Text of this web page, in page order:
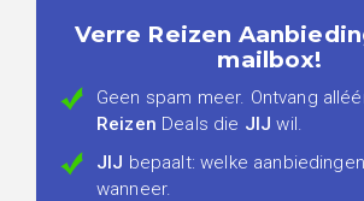
Verre Reizen
mailbox!
Geen spam meer. Ontvang
Reizen Deals die JIJ wil.
JIJ bepaalt: welke
wanneer.